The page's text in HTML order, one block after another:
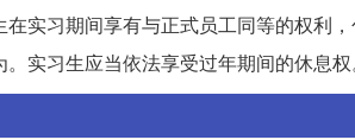
实习期间享有与正式员工同等的权利
实习生应当依法享受过年期间的休息权